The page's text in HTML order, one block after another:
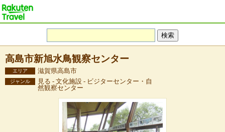
高島市新旭水鳥観察センター
エリア 滋賀県高島市
ジャンル
見る - 文化施設 - ビジターセンター・自
然観察センター